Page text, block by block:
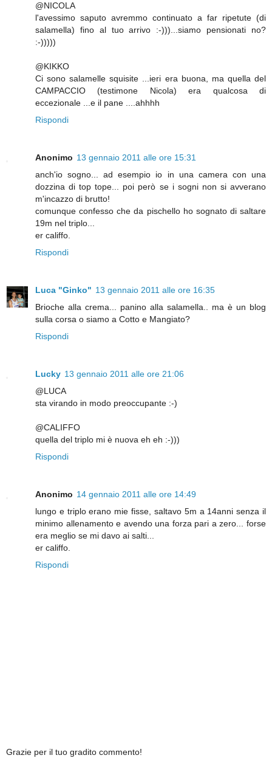
@NICOLA
l'avessimo saputo avremmo continuato a far ripetute (di
salamella) fino al tuo arrivo :-)))...siamo pensionati no?
:-)))))
@KIKKO
Ci sono salamelle squisite ...ieri era buona, ma quella del
CAMPACCIO (testimone Nicola) era qualcosa di
eccezionale ...e il pane ....ahhhh
Rispondi
Anonimo 13 gennaio 2011 alle ore 15:31
anch'io sogno... ad esempio io in una camera con una
dozzina di top tope... poi però se i sogni non si avverano
m'incazzo di brutto!
comunque confesso che da pischello ho sognato di saltare
19m nel triplo...
er califfo.
Rispondi
Luca "Ginko" 13 gennaio 2011 alle ore 16:35
Brioche alla crema... panino alla salamella.. ma è un blog
sulla corsa o siamo a Cotto e Mangiato?
Rispondi
Lucky 13 gennaio 2011 alle ore 21:06
@LUCA
sta virando in modo preoccupante :-)
@CALIFFO
quella del triplo mi è nuova eh eh :-)))
Rispondi
Anonimo 14 gennaio 2011 alle ore 14:49
lungo e triplo erano mie fisse, saltavo 5m a 14anni senza il
minimo allenamento e avendo una forza pari a zero... forse
era meglio se mi davo ai salti...
er califfo.
Rispondi
Grazie per il tuo gradito commento!